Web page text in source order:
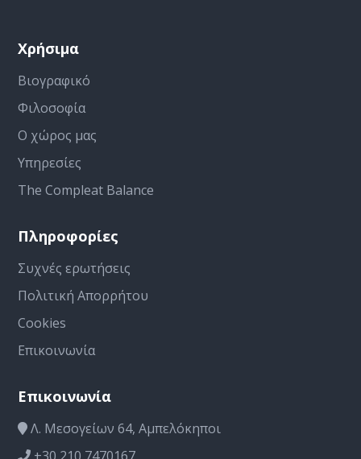
Χρήσιμα
Βιογραφικό
Φιλοσοφία
Ο χώρος μας
Υπηρεσίες
The Compleat Balance
Πληροφορίες
Συχνές ερωτήσεις
Πολιτική Απορρήτου
Cookies
Επικοινωνία
Επικοινωνία
Λ. Μεσογείων 64, Αμπελόκηποι